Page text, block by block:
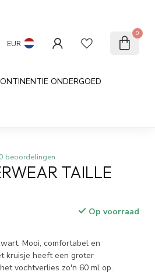
EUR
0
ONDERGOED
0 beoordelingen
TAILLE
Op voorraad
Mooi, comfortabel en
kruisje heeft een groter
vochtverlies zo'n 60 ml op.